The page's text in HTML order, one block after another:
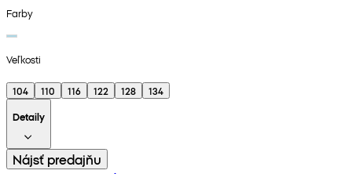
Farby
Veľkosti
104 110 116 122 128
134
Detaily
Nájsť predajňu